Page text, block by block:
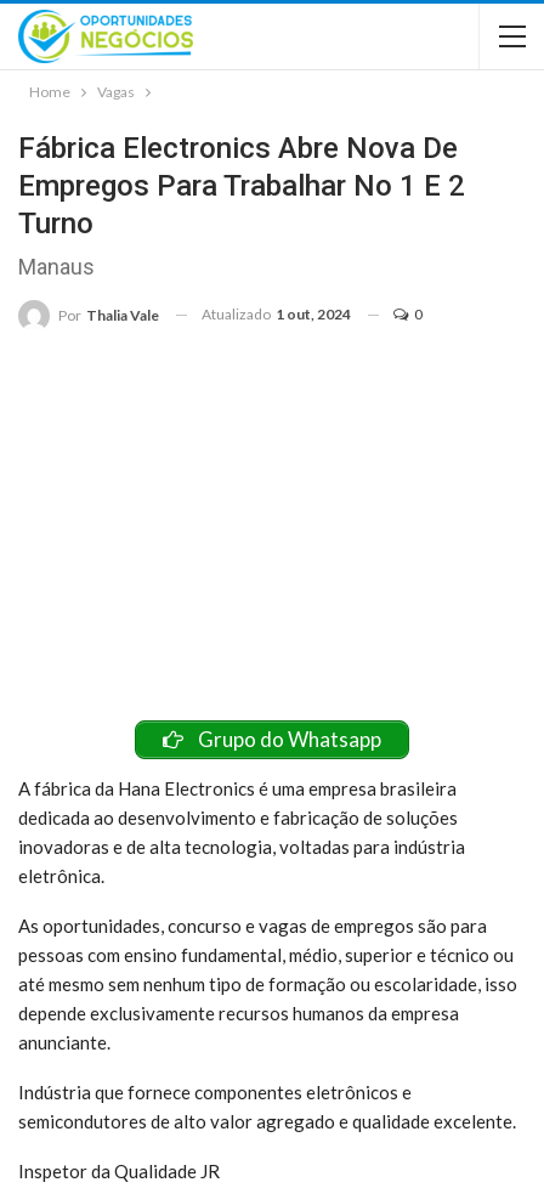
Home Vagas
Fábrica Electronics Abre Nova De
Empregos Para Trabalhar No 1 E 2
Turno
Manaus
Por Thalia Vale Atualizado 1 out, 2024 0
Grupo do Whatsapp
A fábrica da Hana Electronics é uma empresa brasileira
dedicada ao desenvolvimento e fabricação de soluções
inovadoras e de alta tecnologia, voltadas para indústria
eletrônica.
As oportunidades, concurso e vagas de empregos são para
pessoas com ensino fundamental, médio, superior e técnico ou
até mesmo sem nenhum tipo de formação ou escolaridade, isso
depende exclusivamente recursos humanos da empresa
anunciante.
Indústria que fornece componentes eletrônicos e
semicondutores de alto valor agregado e qualidade excelente.
Inspetor da Qualidade JR